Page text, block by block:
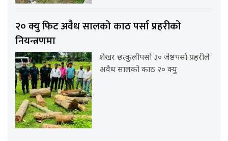
२० क्यु फिट अवैध सालको काठ पर्सा प्रहरीको
नियन्त्रणमा
शेखर छत्कुलीपर्सा ३० जेष्ठपर्सा प्रहरीले
अवैध सालको काठ २० क्यु